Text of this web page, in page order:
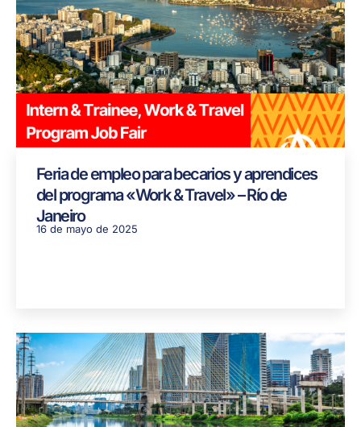
Feria de empleo para becarios y aprendices
del programa «Work & Travel» – Río de
Janeiro
16 de mayo de 2025